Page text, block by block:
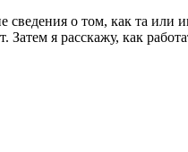
сведения о том, как та
я расскажу, как